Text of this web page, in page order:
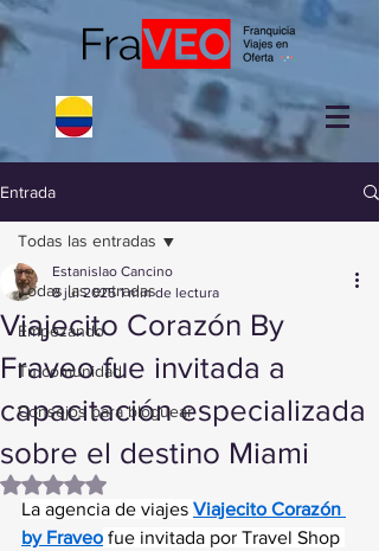
Entrada
Todas las entradas
Empezando
Tu comunidad
Consejos para bloguear
Todas las entradas
Viajecito Corazón By
Fraveo fue invitada a
capacitación especializada
sobre el destino Miami
Estanislao Cancino
8 jul 2025 1 min de lectura
Obtuvo NaN de 5 estrellas.
La agencia de viajes Viajecito Corazón
by Fraveo fue invitada por Travel Shop